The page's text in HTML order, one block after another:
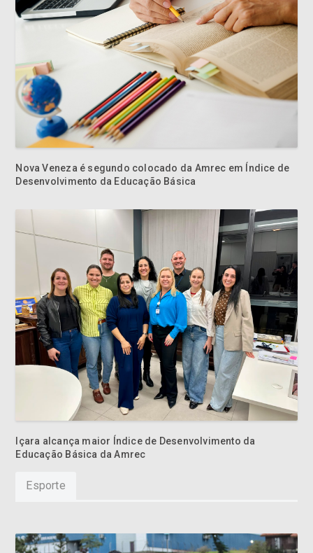
Nova Veneza é segundo colocado da Amrec em Índice de
Desenvolvimento da Educação Básica
Içara alcança maior Índice de Desenvolvimento da
Educação Básica da Amrec
Esporte